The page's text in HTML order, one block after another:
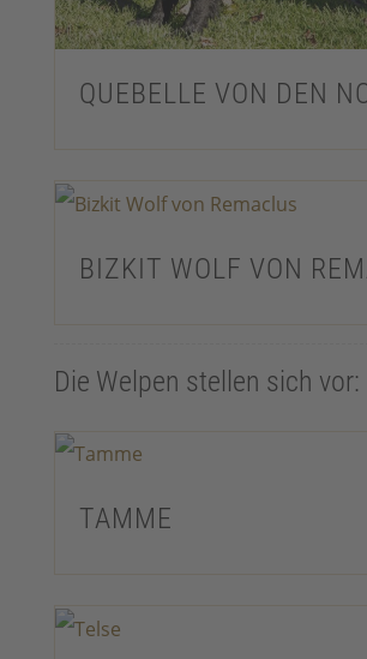
QUEBELLE VON DEN
BIZKIT WOLF VON
Die Welpen stellen sich vor:
TAMME